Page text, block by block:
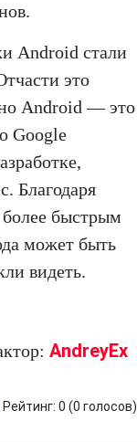
Android стали
это
Android — это
Google
Благодаря
более быстрым
может быть
видеть.
AndreyEx
Рейтинг: 0 (0 голосов)